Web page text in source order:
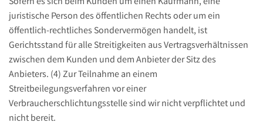
juristische Person des öffentlichen Rechts oder um ein
öffentlich-rechtliches Sondervermögen handelt, ist
Gerichtsstand für alle Streitigkeiten aus Vertragsverhältnissen
zwischen dem Kunden und dem Anbieter der Sitz des
Anbieters. (4) Zur Teilnahme an einem
Streitbeilegungsverfahren vor einer
Verbraucherschlichtungsstelle sind wir nicht verpflichtet und
nicht bereit.